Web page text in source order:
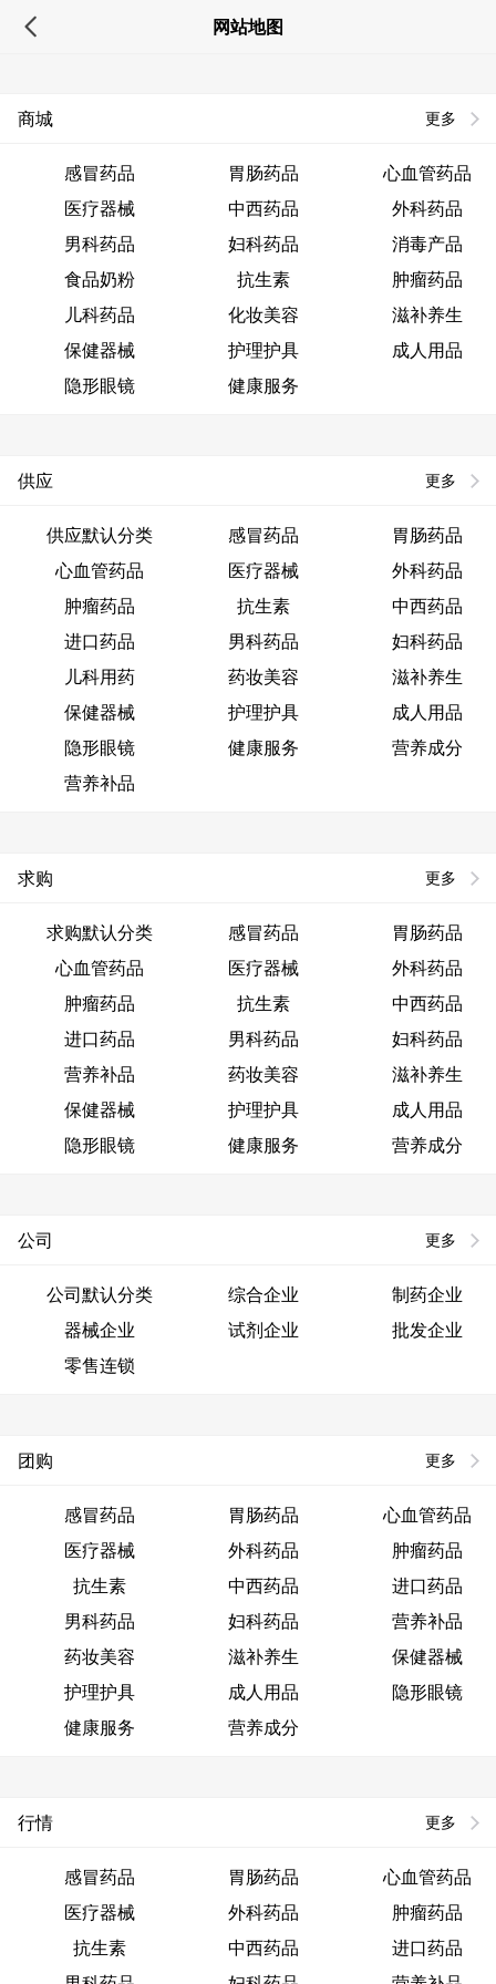
网站地图
更多
商城
感冒药品 胃肠药品
心血管药品
医疗器械
中西药品
外科药品
男科药品
妇科药品
消毒产品
食品奶粉
抗生素
肿瘤药品
儿科药品
化妆美容
滋补养生
保健器械
护理护具
成人用品
隐形眼镜
健康服务
更多
供应
供应默认分类 感冒药品
胃肠药品
心血管药品
医疗器械
外科药品
肿瘤药品
抗生素
中西药品
进口药品
男科药品
妇科药品
儿科用药
药妆美容
滋补养生
保健器械
护理护具
成人用品
隐形眼镜
健康服务
营养成分
营养补品
更多
求购
求购默认分类 感冒药品
胃肠药品
心血管药品
医疗器械
外科药品
肿瘤药品
抗生素
中西药品
进口药品
男科药品
妇科药品
营养补品
药妆美容
滋补养生
保健器械
护理护具
成人用品
隐形眼镜
健康服务 营养成分
更多
公司
公司默认分类 综合企业
制药企业
器械企业
试剂企业
批发企业
零售连锁
更多
团购
感冒药品 胃肠药品
心血管药品
医疗器械
外科药品
肿瘤药品
抗生素
中西药品
进口药品
男科药品
妇科药品
营养补品
药妆美容
滋补养生
保健器械
护理护具
成人用品
隐形眼镜
健康服务
营养成分
更多
行情
感冒药品 胃肠药品
心血管药品
医疗器械
外科药品
肿瘤药品
抗生素
中西药品
进口药品